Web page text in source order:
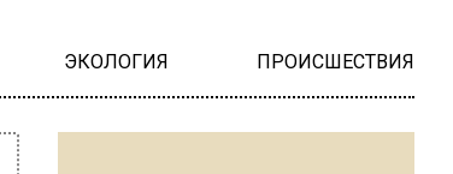
ЭКОЛОГИЯ ПРОИСШЕСТВИЯ